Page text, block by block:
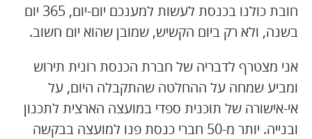
חובת כולנו בכנסת לעשות למענכם יום-יום, 365 יום
בשנה, ולא רק ביום הקשיש, שמובן שהוא יום חשוב.
אני מצטרף לדבריה של חברת הכנסת רונית תירוש
ומביע שמחה על ההחלטה שהתקבלה היום, על
אי-אישורה של תוכנית ספדי במועצה הארצית לתכנון
ובנייה. יותר מ-50 חברי כנסת פנו למועצה בבקשה